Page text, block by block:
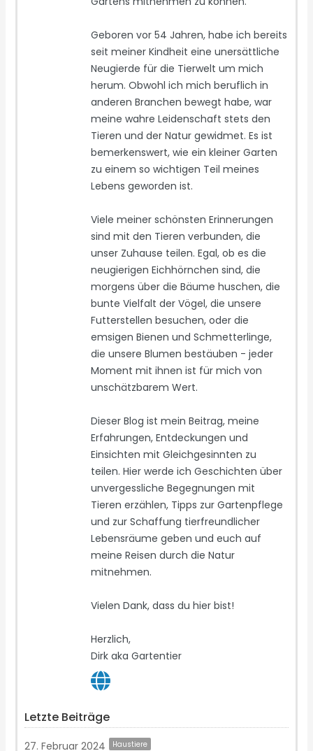
Geboren vor 54 Jahren, habe ich bereits
seit meiner Kindheit eine unersättliche
Neugierde für die Tierwelt um mich
herum. Obwohl ich mich beruflich in
anderen Branchen bewegt habe, war
meine wahre Leidenschaft stets den
Tieren und der Natur gewidmet. Es ist
bemerkenswert, wie ein kleiner Garten
zu einem so wichtigen Teil meines
Lebens geworden ist.
Viele meiner schönsten Erinnerungen
sind mit den Tieren verbunden, die
unser Zuhause teilen. Egal, ob es die
neugierigen Eichhörnchen sind, die
morgens über die Bäume huschen, die
bunte Vielfalt der Vögel, die unsere
Futterstellen besuchen, oder die
emsigen Bienen und Schmetterlinge,
die unsere Blumen bestäuben - jeder
Moment mit ihnen ist für mich von
unschätzbarem Wert.
Dieser Blog ist mein Beitrag, meine
Erfahrungen, Entdeckungen und
Einsichten mit Gleichgesinnten zu
teilen. Hier werde ich Geschichten über
unvergessliche Begegnungen mit
Tieren erzählen, Tipps zur Gartenpflege
und zur Schaffung tierfreundlicher
Lebensräume geben und euch auf
meine Reisen durch die Natur
mitnehmen.
Vielen Dank, dass du hier bist!
Herzlich,
Dirk aka Gartentier
Letzte Beiträge
27. Februar 2024 Haustiere